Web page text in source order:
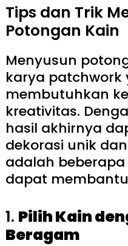
Tips dan Trik
Potongan Kain
Menyusun
karya patchwork
membutuhkan
kreativitas.
hasil akhirnya
dekorasi unik
adalah
dapat
1. Pilih Kain
Beragam